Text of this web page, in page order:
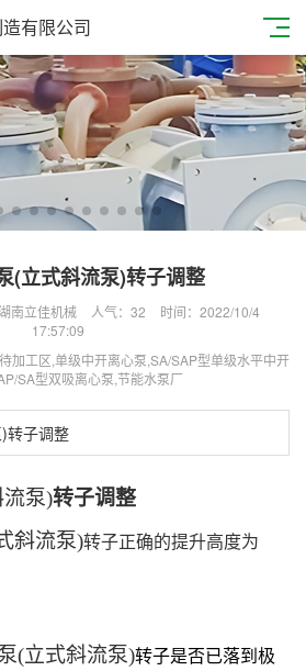
有限公司
(立式斜流泵)转子调整
南立佳机械 人气： 32
时间：2022/10/4
17:57:09
加工区,单级中开离心泵,SA/SAP型单级水平中开
SA型双吸离心泵,节能水泵厂
转子调整
泵)转子调整
斜流泵)转子正确的提升高度为
(立式斜流泵)转子是否已落到极